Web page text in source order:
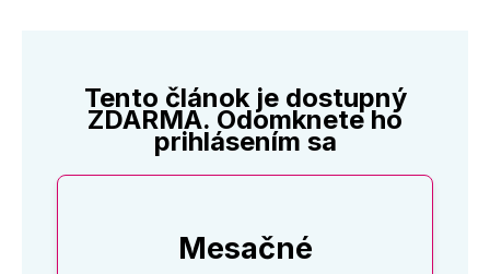
Tento článok je dostupný
ZDARMA. Odomknete ho
prihlásením sa
Mesačné